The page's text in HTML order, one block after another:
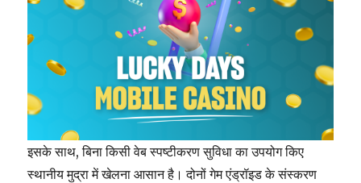
इसके साथ, बिना किसी वेब स्पष्टीकरण सुविधा का उपयोग किए
स्थानीय मुद्रा में खेलना आसान है। दोनों गेम एंड्रॉइड के संस्करण